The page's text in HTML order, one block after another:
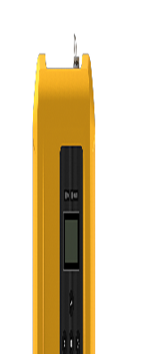
:23 de junio